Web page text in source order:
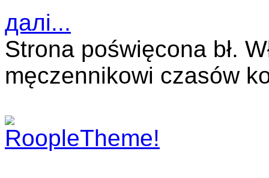
далі...
Strona poświęcona bł.
męczennikowi czasów